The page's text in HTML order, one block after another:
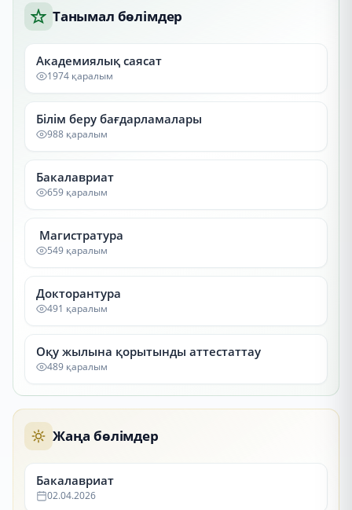
Танымал бөлімдер
Академиялық саясат
1974 қаралым
Білім беру бағдарламалары
988 қаралым
Бакалавриат
659 қаралым
Магистратура
549 қаралым
Докторантура
491 қаралым
Оқу жылына қорытынды аттестаттау
489 қаралым
Жаңа бөлімдер
Бакалавриат
02.04.2026